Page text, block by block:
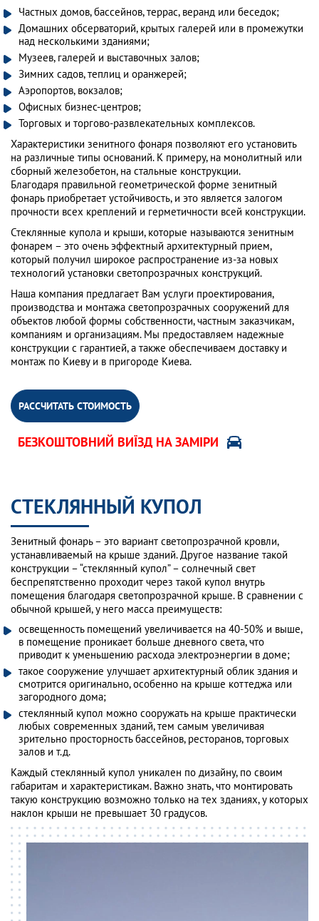
Частных домов, бассейнов, террас, веранд или беседок;
Домашних обсерваторий, крытых галерей или в промежутки
над несколькими зданиями;
Музеев, галерей и выставочных залов;
Зимних садов, теплиц и оранжерей;
Аэропортов, вокзалов;
Офисных бизнес-центров;
Торговых и торгово-развлекательных комплексов.
Характеристики зенитного фонаря позволяют его установить
на различные типы оснований. К примеру, на монолитный или
сборный железобетон, на стальные конструкции.
Благодаря правильной геометрической форме зенитный
фонарь приобретает устойчивость, и это является залогом
прочности всех креплений и герметичности всей конструкции.
Стеклянные купола и крыши, которые называются зенитным
фонарем – это очень эффектный архитектурный прием,
который получил широкое распространение из-за новых
технологий установки светопрозрачных конструкций.
Наша компания предлагает Вам услуги проектирования,
производства и монтажа светопрозрачных сооружений для
объектов любой формы собственности, частным заказчикам,
компаниям и организациям. Мы предоставляем надежные
конструкции с гарантией, а также обеспечиваем доставку и
монтаж по Киеву и в пригороде Киева.
РАССЧИТАТЬ СТОИМОСТЬ
БЕЗКОШТОВНИЙ ВИЇЗД НА ЗАМІРИ
СТЕКЛЯННЫЙ КУПОЛ
Зенитный фонарь – это вариант светопрозрачной кровли,
устанавливаемый на крыше зданий. Другое название такой
конструкции – “стеклянный купол” – солнечный свет
беспрепятственно проходит через такой купол внутрь
помещения благодаря светопрозрачной крыше. В сравнении с
обычной крышей, у него масса преимуществ:
освещенность помещений увеличивается на 40-50% и выше,
в помещение проникает больше дневного света, что
приводит к уменьшению расхода электроэнергии в доме;
такое сооружение улучшает архитектурный облик здания и
смотрится оригинально, особенно на крыше коттеджа или
загородного дома;
стеклянный купол можно сооружать на крыше практически
любых современных зданий, тем самым увеличивая
зрительно просторность бассейнов, ресторанов, торговых
залов и т.д.
Каждый стеклянный купол уникален по дизайну, по своим
габаритам и характеристикам. Важно знать, что монтировать
такую конструкцию возможно только на тех зданиях, у которых
наклон крыши не превышает 30 градусов.